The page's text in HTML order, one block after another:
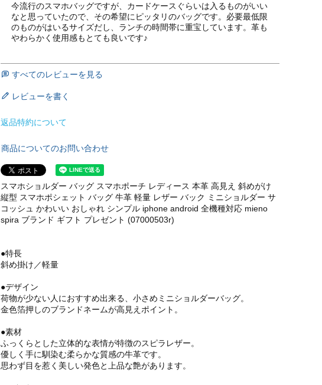
今流行のスマホバッグですが、カードケースぐらいは入るものがいい
なと思っていたので、その希望にピッタリのバッグです。必要最低限
のものがはいるサイズだし、ランチの時間帯に重宝しています。革も
やわらかく使用感もとても良いです♪
すべてのレビューを見る
レビューを書く
返品特約について
商品についてのお問い合わせ
スマホショルダー バッグ スマホポーチ レディース 本革 高見え 斜めがけ
縦型 スマホポシェット バッグ 牛革 軽量 レザー バック ミニショルダー サ
コッシュ かわいい おしゃれ シンプル iphone android 全機種対応 mieno
spira ブランド ギフト プレゼント (07000503r)
●特長
斜め掛け／軽量
●デザイン
荷物が少ない人におすすめ出来る、小さめミニショルダーバッグ。
金色箔押しのブランドネームが高見えポイント。
●素材
ふっくらとした立体的な表情が特徴のスピラレザー。
優しく手に馴染む柔らかな質感の牛革です。
思わず目を惹く美しい発色と上品な艶があります。